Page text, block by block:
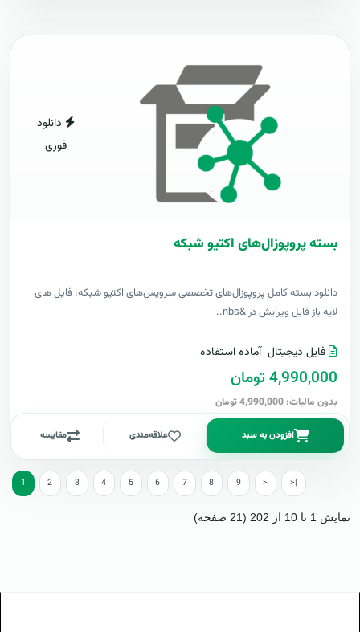
دانلود
فوری
بسته پروپوزال‌های اکتیو شبکه
دانلود بسته کامل پروپوزال‌های تخصصی سرویس‌های اکتیو شبکه، فایل های
لایه باز قابل ویرایش در &nbs..
فایل دیجیتال آماده استفاده
4,990,000 تومان
بدون مالیات: 4,990,000 تومان
افزودن به سبد علاقه‌مندی مقایسه
1 2 3 4 5 6 7 8 9 > >|
نمایش 1 تا 10 از 202 (21 صفحه)